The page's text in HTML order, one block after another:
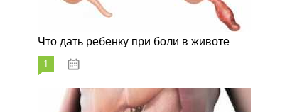
Что дать ребенку при боли в животе
1